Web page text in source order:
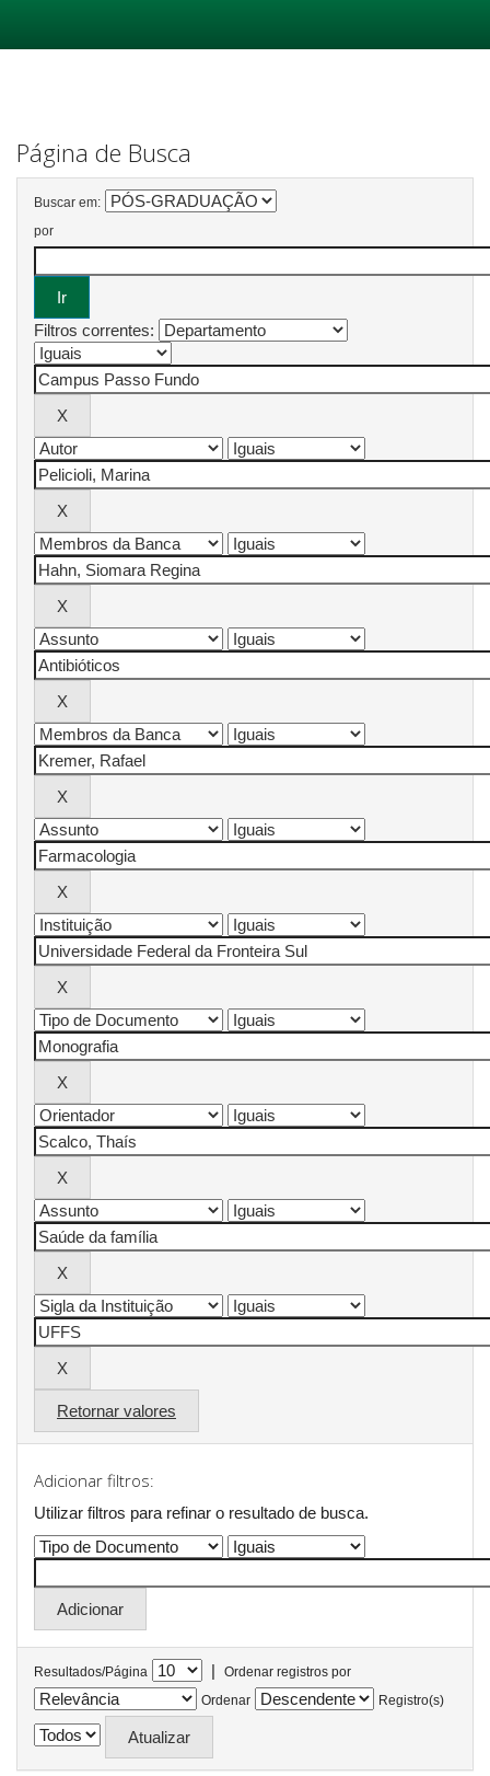
Página de Busca
Buscar em:
por
Filtros correntes:
Retornar valores
Adicionar filtros:
Utilizar filtros para refinar o resultado de busca.
Resultados/Página |
Ordenar registros por
Ordenar
Registro(s)